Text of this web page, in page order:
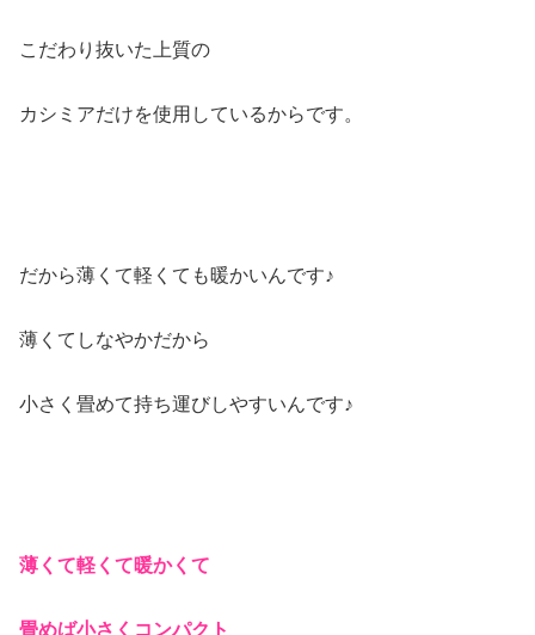
こだわり抜いた上質の
カシミアだけを使用しているからです。
だから薄くて軽くても暖かいんです♪
薄くてしなやかだから
小さく畳めて持ち運びしやすいんです♪
薄くて軽くて暖かくて
畳めば小さくコンパクト